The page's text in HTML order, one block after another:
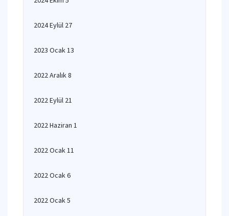
2024 Eylül 27
2023 Ocak 13
2022 Aralık 8
2022 Eylül 21
2022 Haziran 1
2022 Ocak 11
2022 Ocak 6
2022 Ocak 5